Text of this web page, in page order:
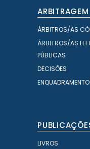
ARBITRAGEM
ÁRBITROS/AS
ÁRBITROS/AS LEI
PÚBLICAS
DECISÕES
LIVROS